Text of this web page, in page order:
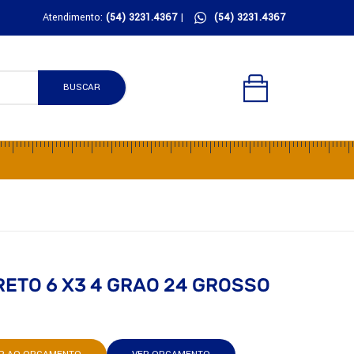
Atendimento: (54) 3231.4367| (54) 3231.4367
BUSCAR
6 X3 4 GRAO 24 GROSSO